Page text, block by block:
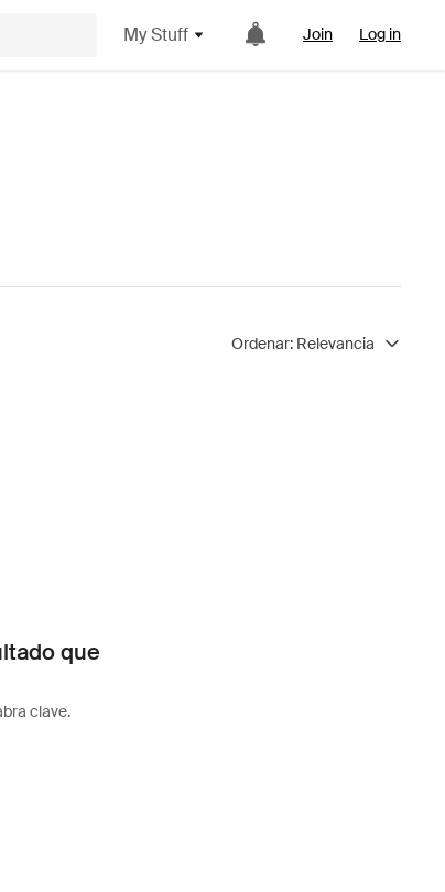
My Stuff Join Log in
Ordenar: Relevancia
que
clave.